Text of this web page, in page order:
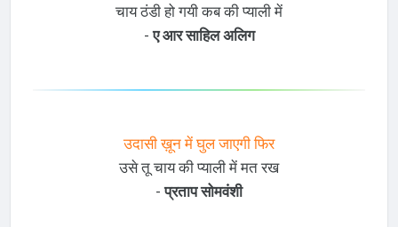
चाय ठंडी हो गयी कब की प्याली में
-ए आर साहिल अलिग
उदासी ख़ून में घुल जाएगी फिर
उसे तू चाय की प्याली में मत रख
-प्रताप सोमवंशी